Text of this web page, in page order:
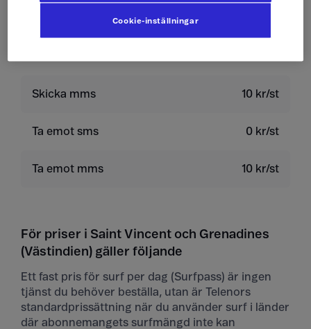
Ringa röstbrevlåda
Skicka mms 10 kr/st
Ta emot sms 0 kr/st
Ta emot mms 10 kr/st
För priser i Saint Vincent och Grenadines
(Västindien) gäller följande
Ett fast pris för surf per dag (Surfpass) är ingen
tjänst du behöver beställa, utan är Telenors
standardprissättning när du använder surf i länder
där abonnemangets surfmängd inte kan
Cookie-inställningar